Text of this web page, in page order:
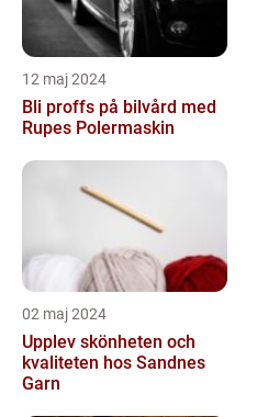
12 maj 2024
Bli proffs på bilvård med
Rupes Polermaskin
02 maj 2024
Upplev skönheten och
kvaliteten hos Sandnes
Garn